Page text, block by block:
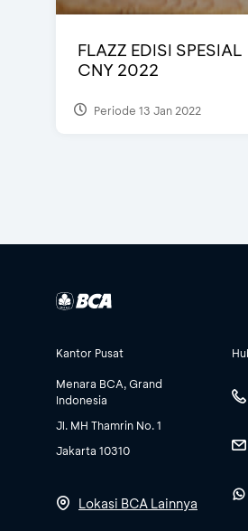
FLAZZ EDISI SPESIAL
CNY 2022
Periode 13 Jan 2022
Kantor Pusat
Menara BCA, Grand
Indonesia
Jl. MH Thamrin No. 1
Jakarta 10310
Lokasi BCA Lainnya